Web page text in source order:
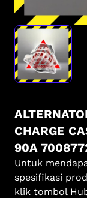
CHARGE
90A
Untuk
spesifikasi
klik tombol